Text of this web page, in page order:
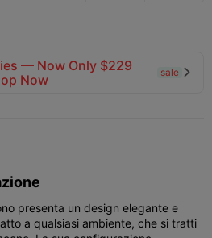
— Now Only $229
Now
sale 
presenta un design elegante e
a qualsiasi ambiente, che si tratti